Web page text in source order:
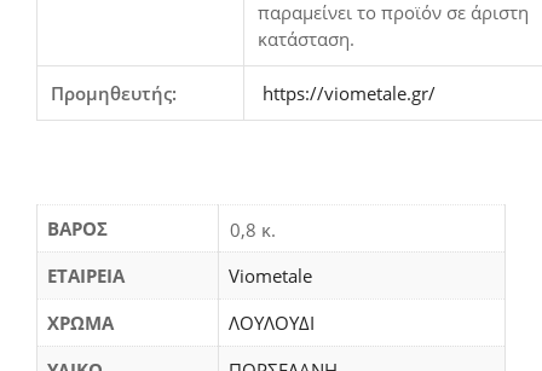
παραμείνει το προϊόν σε άριστη
κατάσταση.
Προμηθευτής: https://viometale.gr/
ΒΆΡΟΣ
0,8 κ.
ΕΤΑΙΡΕΙΑ
Viometale
ΧΡΩΜΑ
ΛΟΥΛΟΥΔΙ